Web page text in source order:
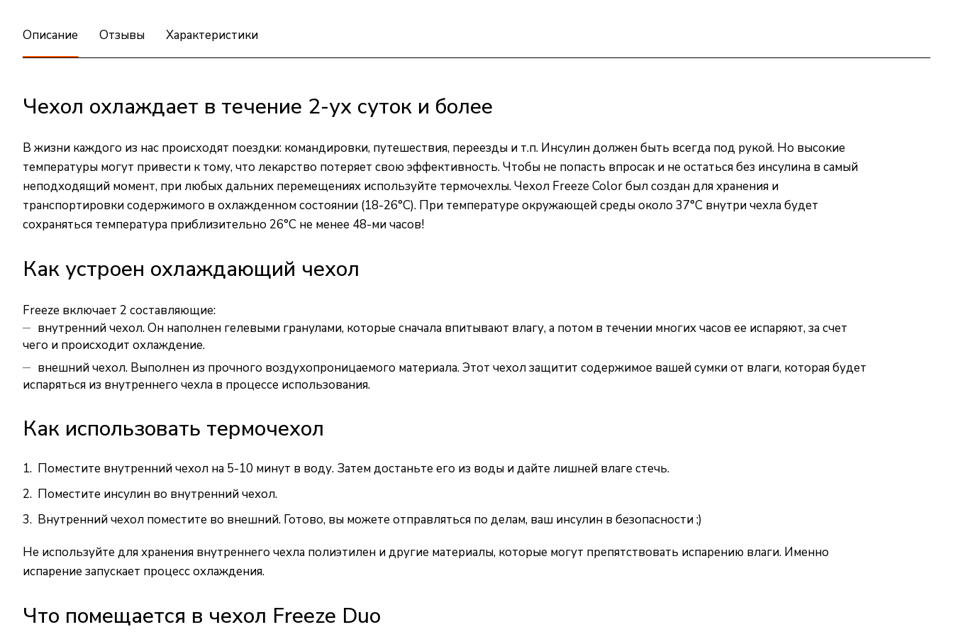
Описание Отзывы Характеристики
Чехол охлаждает в течение 2-ух суток и более
В жизни каждого из нас происходят поездки: командировки, путешествия, переезды и т.п. Инсулин должен быть всегда под рукой. Но высокие
температуры могут привести к тому, что лекарство потеряет свою эффективность. Чтобы не попасть впросак и не остаться без инсулина в самый
неподходящий момент, при любых дальних перемещениях используйте термочехлы. Чехол Freeze Color был создан для хранения и
транспортировки содержимого в охлажденном состоянии (18-26°С). При температуре окружающей среды около 37°С внутри чехла будет
сохраняться температура приблизительно 26°С не менее 48-ми часов!
Как устроен охлаждающий чехол
Freeze включает 2 составляющие:
внутренний чехол. Он наполнен гелевыми гранулами, которые сначала впитывают влагу, а потом в течении многих часов ее испаряют, за счет
чего и происходит охлаждение.
внешний чехол. Выполнен из прочного воздухопроницаемого материала. Этот чехол защитит содержимое вашей сумки от влаги, которая будет
испаряться из внутреннего чехла в процессе использования.
Как использовать термочехол
Поместите внутренний чехол на 5-10 минут в воду. Затем достаньте его из воды и дайте лишней влаге стечь.
Поместите инсулин во внутренний чехол.
Внутренний чехол поместите во внешний. Готово, вы можете отправляться по делам, ваш инсулин в безопасности ;)
Не используйте для хранения внутреннего чехла полиэтилен и другие материалы, которые могут препятствовать испарению влаги. Именно
испарение запускает процесс охлаждения.
Что помещается в чехол Freeze Duo